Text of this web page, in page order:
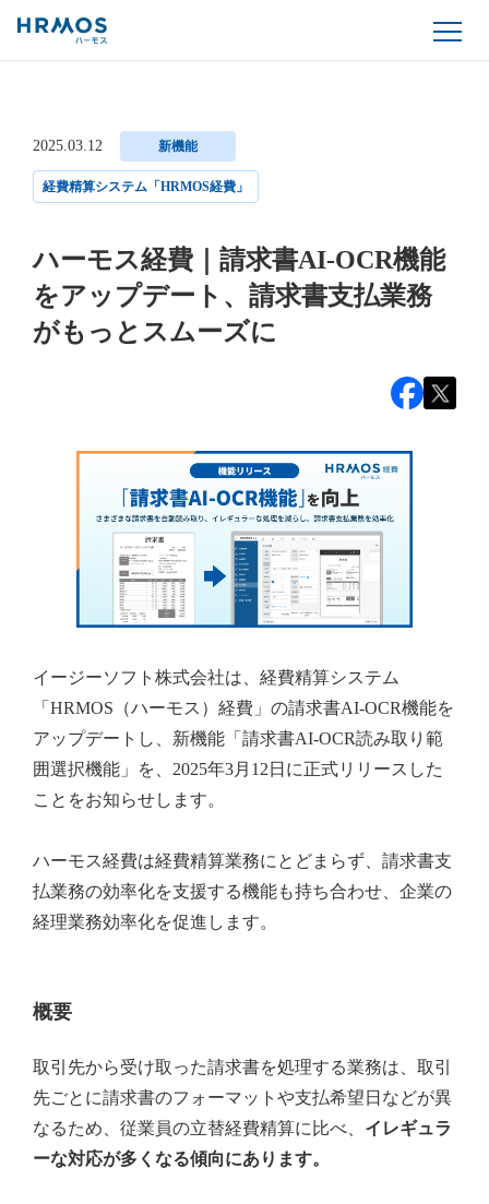
2025.03.12 新機能
経費精算システム「HRMOS経費」
ハーモス経費｜請求書AI-OCR機能
をアップデート、請求書支払業務
がもっとスムーズに
イージーソフト株式会社は、経費精算システム
「HRMOS（ハーモス）経費」の請求書AI-OCR機能を
アップデートし、新機能「請求書AI-OCR読み取り範
囲選択機能」を、2025年3月12日に正式リリースした
ことをお知らせします。
ハーモス経費は経費精算業務にとどまらず、請求書支
払業務の効率化を支援する機能も持ち合わせ、企業の
経理業務効率化を促進します。
概要
取引先から受け取った請求書を処理する業務は、取引
先ごとに請求書のフォーマットや支払希望日などが異
なるため、従業員の立替経費精算に比べ、 イレギュラ
ーな対応が多くなる傾向にあります。